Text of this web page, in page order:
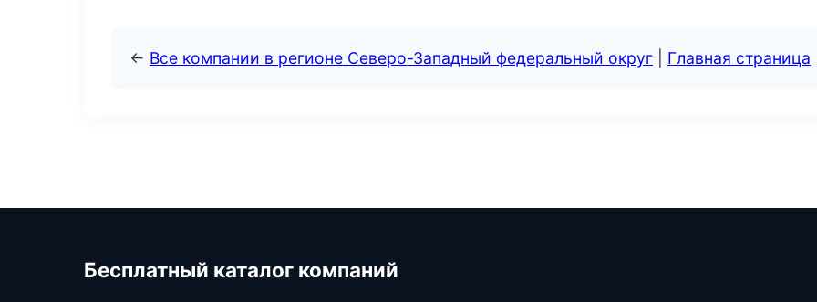
← Все компании в регионе Северо-Западный федеральный округ Главная страница
Бесплатный каталог компаний